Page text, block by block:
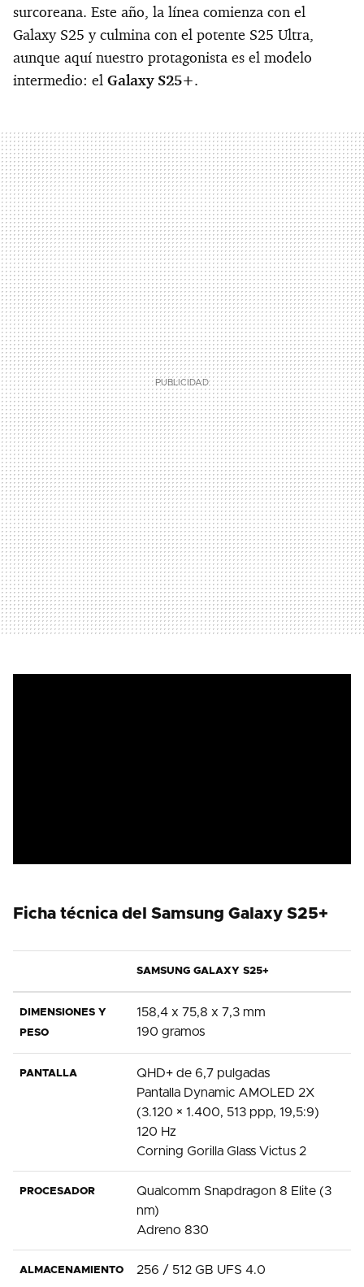
surcoreana. Este año, la línea comienza con el
Galaxy S25 y culmina con el potente S25 Ultra,
aunque aquí nuestro protagonista es el modelo
intermedio: el Galaxy S25+.
Ficha técnica del Samsung Galaxy S25+
SAMSUNG GALAXY S25+
DIMENSIONES Y
PESO
158,4 x 75,8 x 7,3 mm
190 gramos
PANTALLA
QHD+ de 6,7 pulgadas
Pantalla Dynamic AMOLED 2X
(3.120 × 1.400, 513 ppp, 19,5:9)
120 Hz
Corning Gorilla Glass Victus 2
PROCESADOR
Qualcomm Snapdragon 8 Elite (3
nm)
Adreno 830
ALMACENAMIENTO 256 / 512 GB UFS 4.0